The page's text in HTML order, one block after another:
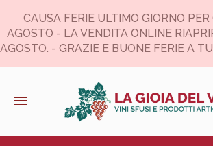
CAUSA FERIE ULTIMO GIORNO
AGOSTO - LA VENDITA ONLINE
AGOSTO. - GRAZIE E BUONE FERIE A